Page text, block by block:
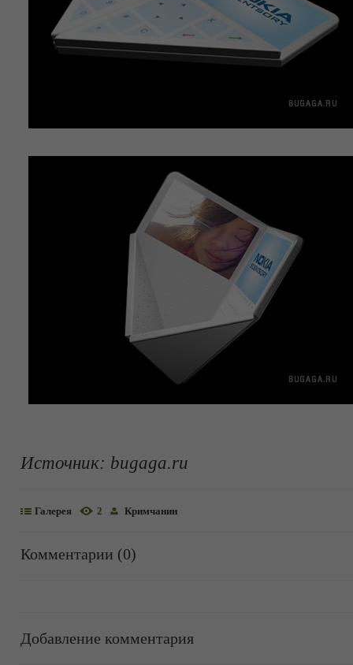
Источник: bugaga.ru
Галерея 2 Кримчанин
Комментарии (0)
Добавление комментария